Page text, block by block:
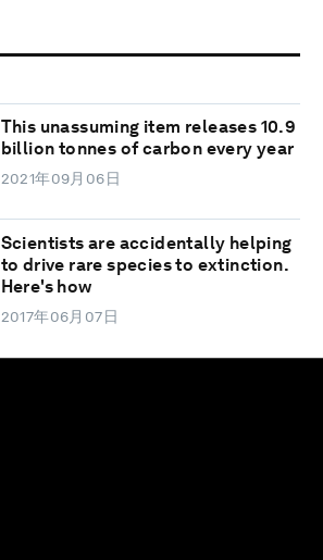
This unassuming item releases 10.9
billion tonnes of carbon every year
2021年09月06日
Scientists are accidentally helping
to drive rare species to extinction.
Here's how
2017年06月07日